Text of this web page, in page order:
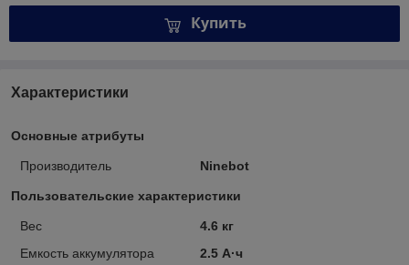
Купить
Характеристики
Основные атрибуты
Производитель Ninebot
Пользовательские характеристики
Вес
4.6 кг
Емкость аккумулятора
2.5 А·ч